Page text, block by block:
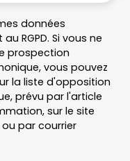
données
RGPD. Si vous ne
prospection
vous pouvez
la liste d'opposition
prévu par l'article
sur le site
par courrier